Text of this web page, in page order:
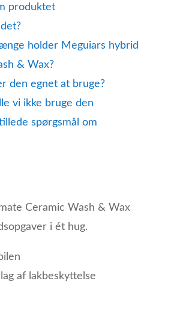
produktet
holder Meguiars hybrid
& Wax?
den egnet at bruge?
vi ikke bruge den
spørgsmål om
Ceramic Wash & Wax
i ét hug.
af lakbeskyttelse